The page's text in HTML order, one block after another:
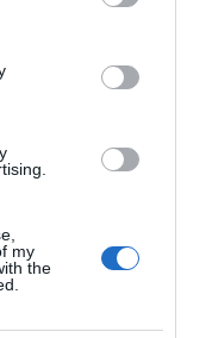
third-party tags to
in below Google
my
the
είναι ο λόγος
οι beauty lovers
που θα βλέπεις